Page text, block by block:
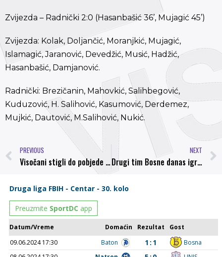
Zvijezda – Radnički 2:0 (Hasanbašić 36’, Mujagić 45’)
Zvijezda: Kolak, Doljančić, Moranjkić, Mujagić,
Islamagić, Jaranović, Devedžić, Musić, Hadžić,
Hasanbašić, Damjanović.
Radnički: Brezičanin, Mahovkić, Salihbegović,
Kuduzović, H. Salihović, Kasumović, Derdemez,
Mujkić, Dautović, M.Salihović, Nukić.
PREVIOUS
Visočani stigli do pobjede u dramatičnom finišu derbija: NK Bosna – FK Rudar 2:1
NEXT
Drugi tim Bosne danas igra protiv Čelika